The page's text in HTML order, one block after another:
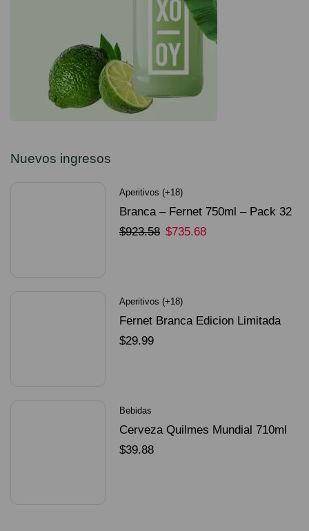
Nuevos ingresos
Aperitivos (+18)
Branca – Fernet 750ml – Pack 32
Unidades
$923.58 $735.68
Aperitivos (+18)
Fernet Branca Edicion Limitada
Dorado Mundial
$29.99
Bebidas
Cerveza Quilmes Mundial 710ml
packX4
$39.88